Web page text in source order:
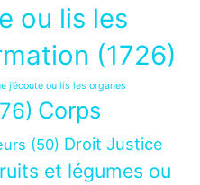
ou lis les
(1726)
j’écoute ou lis les organes
Corps
(50) Droit Justice
et légumes ou